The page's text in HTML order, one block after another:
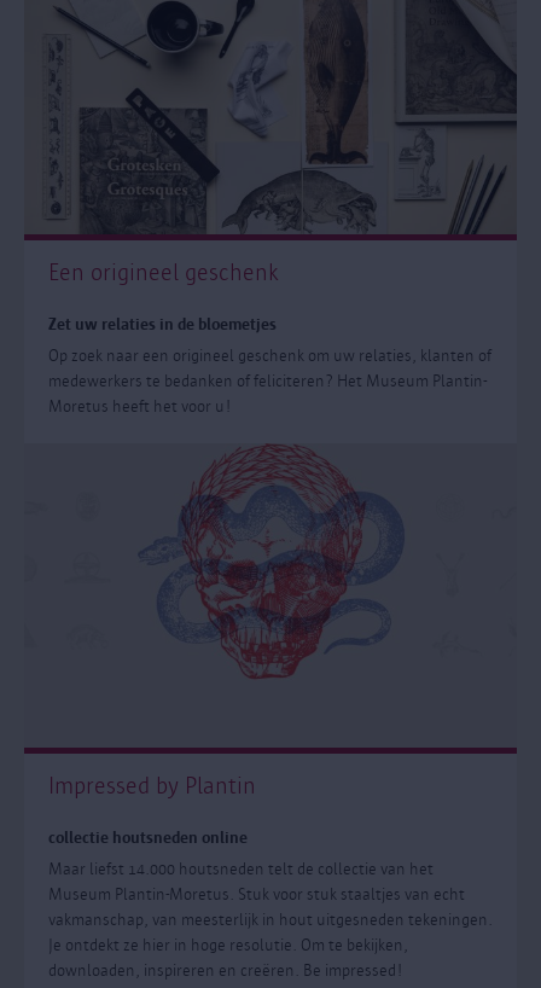
Een origineel geschenk
Zet uw relaties in de bloemetjes
Op zoek naar een origineel geschenk om uw relaties, klanten of
medewerkers te bedanken of feliciteren? Het Museum Plantin-
Moretus heeft het voor u!
Impressed by Plantin
collectie houtsneden online
Maar liefst 14.000 houtsneden telt de collectie van het
Museum Plantin-Moretus. Stuk voor stuk staaltjes van echt
vakmanschap, van meesterlijk in hout uitgesneden tekeningen.
Je ontdekt ze hier in hoge resolutie. Om te bekijken,
downloaden, inspireren en creëren. Be impressed!